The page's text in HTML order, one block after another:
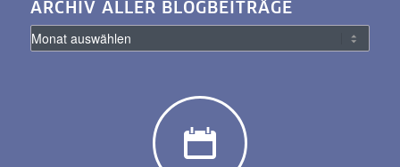
ARCHIV ALLER BLOGBEITRÄGE